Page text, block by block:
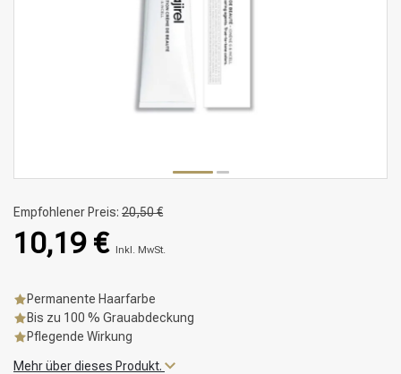
Empfohlener Preis: 20,50 €
10,19 € Inkl. MwSt.
Permanente Haarfarbe
Bis zu 100 % Grauabdeckung
Pflegende Wirkung
Mehr über dieses Produkt.